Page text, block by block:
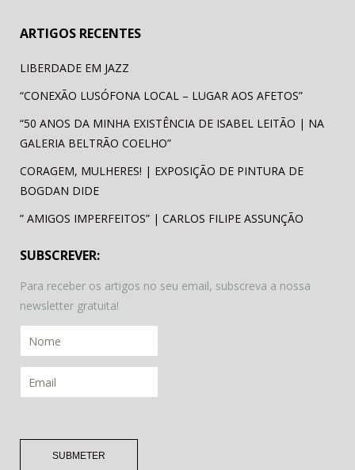
ARTIGOS RECENTES
LIBERDADE EM JAZZ
“CONEXÃO LUSÓFONA LOCAL – LUGAR AOS AFETOS”
“50 ANOS DA MINHA EXISTÊNCIA DE ISABEL LEITÃO | NA
GALERIA BELTRÃO COELHO”
CORAGEM, MULHERES! | EXPOSIÇÃO DE PINTURA DE
BOGDAN DIDE
” AMIGOS IMPERFEITOS” | CARLOS FILIPE ASSUNÇÃO
SUBSCREVER:
Para receber os artigos no seu email, subscreva a nossa
newsletter gratuita!